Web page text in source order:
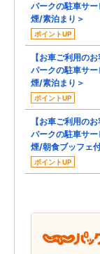
パークの駐車サ
煙/素泊まり＞
ポイントUP
【お車ご利用の
パークの駐車サ
煙/素泊まり＞
ポイントUP
【お車ご利用の
パークの駐車サ
煙/朝食ブッフェ
ポイントUP